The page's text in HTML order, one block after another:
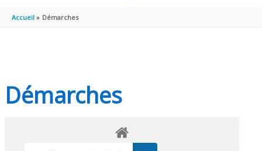
Accueil Démarches
Démarches